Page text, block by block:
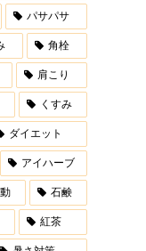
パサパサ
角栓
肩こり
くすみ
ダイエット
アイハーブ
石鹸
紅茶